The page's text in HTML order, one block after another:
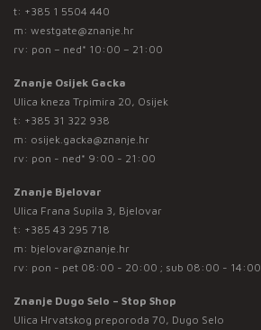
t: +385 1 5504 440
m: westgate@znanje.hr
rv: pon – ned* 10:00 – 21:00
Znanje Osijek Gacka
Ulica kneza Trpimira 20, Osijek
t: +385 31 322 938
m: osijek.gacka@znanje.hr
rv: pon - ned* 9:00 - 21:00
Znanje Bjelovar
Ulica Frana Supila 3, Bjelovar
t: +385 43 295 718
m: bjelovar@znanje.hr
rv: pon - pet 08:00 - 20:00 ; sub 08:00 - 14:00
Znanje Dugo Selo – Stop Shop
Ulica Hrvatskog preporoda 70, Dugo Selo